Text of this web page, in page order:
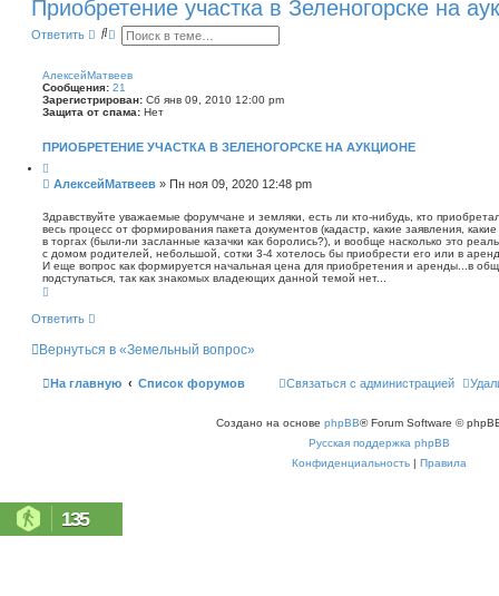
Приобретение участка в Зеленогорске на
Ответить
П
с
к
Р
ш
и
р
е
ы
о
с
к
АлексейМатвеев
Сообщения: 21
Зарегистрирован: Сб янв 09, 2010 12:00 pm
Защита от спама: Нет
ПРИОБРЕТЕНИЕ УЧАСТКА В ЗЕЛЕНОГОРСКЕ НА АУКЦИОНЕ
и
т
т
а
С
о
б
щ
е
н
АлексейМатвеев » Пн ноя 09, 2020 12:48 pm
Здравствуйте уважаемые форумчане и земляки, есть ли кто-нибудь, кто
весь процесс от формирования пакета документов (кадастр, какие заявления,
в торгах (были-ли засланные казачки как боролись?), и вообще насколько это
с домом родителей, небольшой, сотки 3-4 хотелось бы приобрести его или в
И еще вопрос как формируется начальная цена для приобретения и аренды...в
подступаться, так как знакомых владеющих данной темой нет...
н
т
я
Ответить
Вернуться в «Земельный вопрос»
На главную Список форумов Связаться с администрацией
Создано на основе phpBB® Forum Software ©
Русская поддержка phpBB
Конфиденциальность | Правила
135